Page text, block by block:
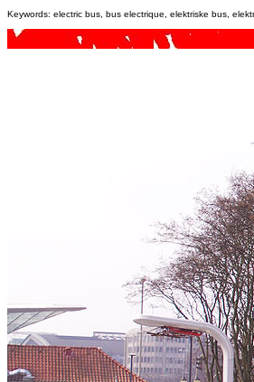
Keywords: electric bus, bus electrique, elektriske bus,